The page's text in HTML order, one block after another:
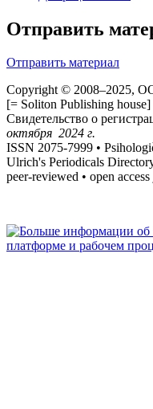
Отправить
Отправить материал
Copyright © 2008–2025,
[= Soliton Publishing house]
Свидетельство о
октября 2024 г.
ISSN 2075-7999 •
Ulrich's Periodicals
peer-reviewed • open